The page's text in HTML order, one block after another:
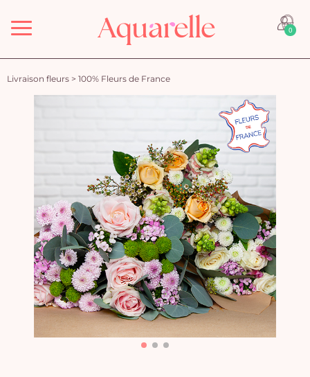
Menu 0
Livraison fleurs > 100% Fleurs de France